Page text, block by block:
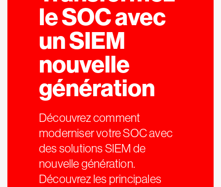
le SOC avec
un SIEM
nouvelle
génération
Découvrez comment
moderniser votre SOC avec
des solutions SIEM de
nouvelle génération.
Découvrez les principales